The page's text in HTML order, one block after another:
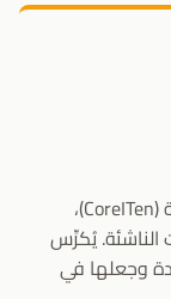
مُؤسِّس ورئيس تحرير الموسوعة التِّقنيَّة (CoreITen)،
يُكرِّس
وجعلها في